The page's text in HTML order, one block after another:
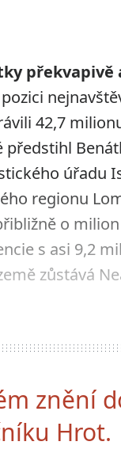
42,7
úřadu
regionu
o
s asi 9,2
zůstává
znění
Hrot.